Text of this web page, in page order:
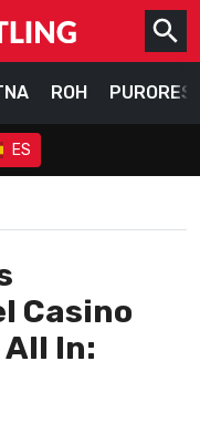
ROH
ES
Casino
In: